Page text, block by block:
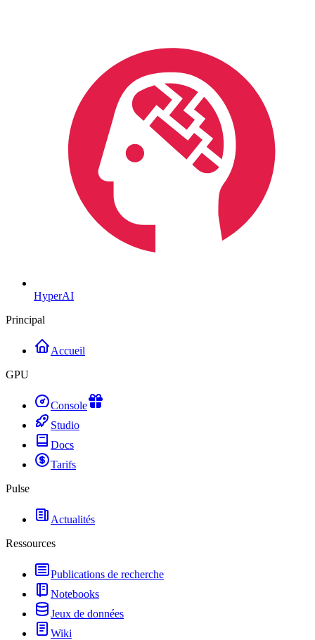
HyperAI
Principal
Accueil
GPU
Console
Studio
Docs
Tarifs
Pulse
Actualités
Ressources
Publications de recherche
Notebooks
Jeux de données
Wiki